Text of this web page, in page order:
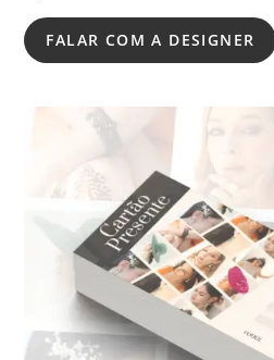
FALAR COM A DESIGNER